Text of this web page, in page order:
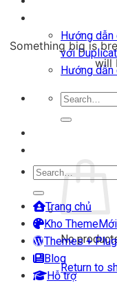
Hướng dẫn
với
Hướng
Search
for:
No
Return to
Something big is
will
Search
for:
Trang chủ
Kho Theme
Themes +
Blog
Hỗ trợ